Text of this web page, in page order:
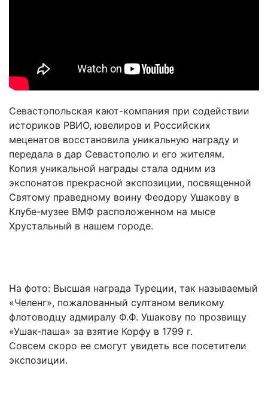
Севастопольская кают-компания при содействии
историков РВИО, ювелиров и Российских
меценатов восстановила уникальную награду и
передала в дар Севастополю и его жителям.
Копия уникальной награды стала одним из
экспонатов прекрасной экспозиции, посвященной
Святому праведному воину Феодору Ушакову в
Клубе-музее ВМФ расположенном на мысе
Хрустальный в нашем городе.
На фото: Высшая награда Туреции, так называемый
«Челенг», пожалованный султаном великому
флотоводцу адмиралу Ф.Ф. Ушакову по прозвищу
«Ушак-паша» за взятие Корфу в 1799 г.
Совсем скоро ее смогут увидеть все посетители
экспозиции.